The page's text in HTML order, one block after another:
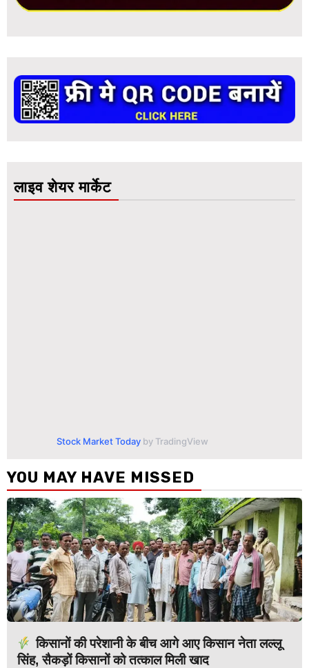
लाइव शेयर मार्केट
Stock Market Today by TradingView
YOU MAY HAVE MISSED
किसानों की परेशानी के बीच आगे आए किसान नेता लल्लू
सिंह, सैकड़ों किसानों को तत्काल मिली खाद